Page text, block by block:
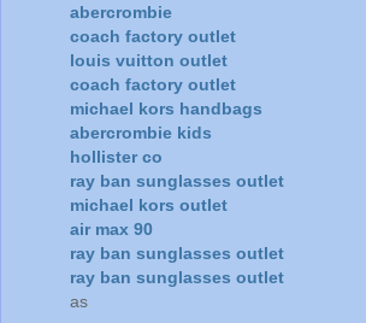
abercrombie
coach factory outlet
louis vuitton outlet
coach factory outlet
michael kors handbags
abercrombie kids
hollister co
ray ban sunglasses outlet
michael kors outlet
air max 90
ray ban sunglasses outlet
ray ban sunglasses outlet
as